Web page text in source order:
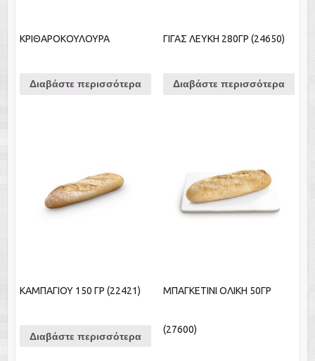
ΚΡΙΘΑΡΟΚΟΥΛΟΥΡΑ
Διαβάστε περισσότερα
ΓΙΓΑΣ ΛΕΥΚΗ 280ΓΡ (24650)
Διαβάστε περισσότερα
ΚΑΜΠΑΓΙΟΥ 150 ΓΡ (22421)
Διαβάστε περισσότερα
ΜΠΑΓΚΕΤΙΝΙ ΟΛΙΚΗ 50ΓΡ
(27600)